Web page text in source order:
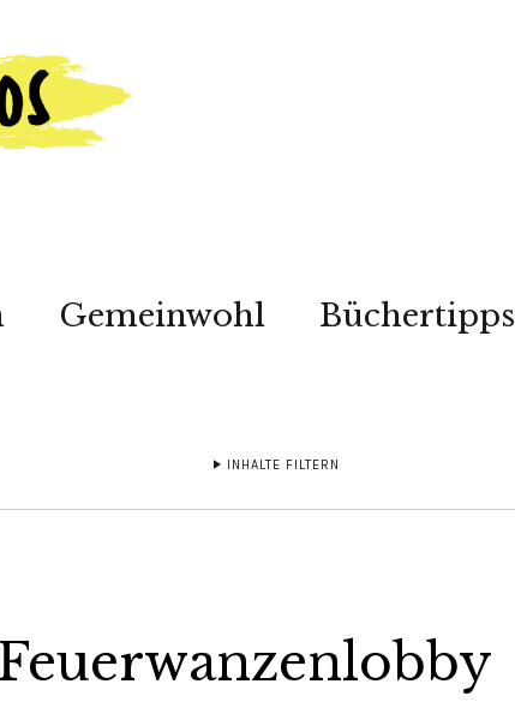
Gemeinwohl Büchertipps
INHALTE FILTERN